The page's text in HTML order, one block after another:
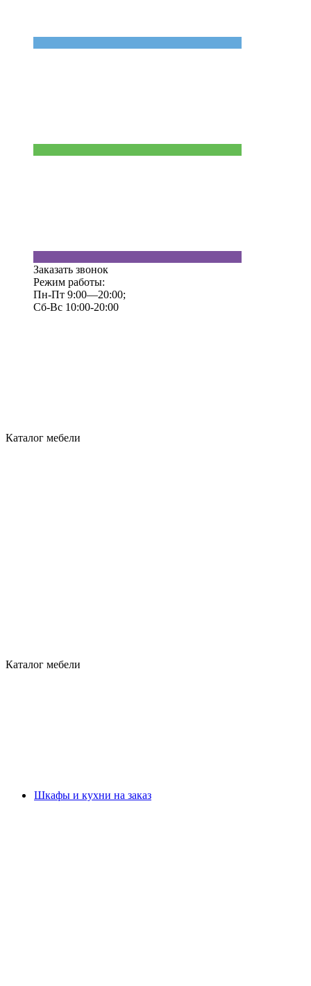
Заказать звонок
Режим работы:
Пн-Пт 9:00—20:00;
Сб-Вс 10:00-20:00
Каталог мебели
Каталог мебели
Шкафы и кухни на заказ